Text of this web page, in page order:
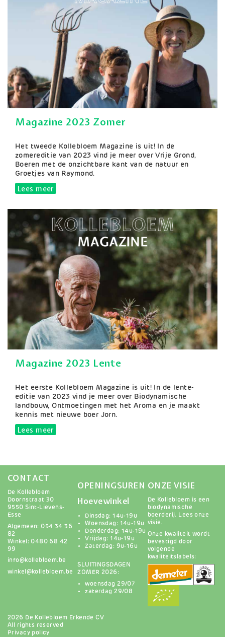
Magazine 2023 Zomer
Samenvatting
Het tweede Kollebloem Magazine is uit! In de
zomereditie van 2023 vind je meer over Vrije Grond,
Boeren met de onzichtbare kant van de natuur en
Groetjes van Raymond.
Lees meerover Magazine 2023 Zomer
Magazine 2023 Lente
Samenvatting
Het eerste Kollebloem Magazine is uit! In de lente-
editie van 2023 vind je meer over Biodynamische
landbouw, Ontmoetingen met het Aroma en je maakt
kennis met nieuwe boer Jorn.
Lees meerover Magazine 2023 Lente
CONTACT
De Kollebloem
Doornstraat 30
9550 Sint-Lievens-
Esse
Algemeen: 054 34 36
82
Winkel: 0480 68 42
99
info@kollebloem.be
winkel@kollebloem.be
OPENINGSUREN
Hoevewinkel
Dinsdag: 14u-19u
Woensdag: 14u-19u
Donderdag: 14u-19u
Vrijdag: 14u-19u
Zaterdag: 9u-16u
SLUITINGSDAGEN
ZOMER 2026:
woensdag 29/07
zaterdag 29/08
ONZE VISIE
De Kollebloem is een
biodynamische
boerderij. Lees onze
visie.
Onze kwaliteit wordt
bevestigd door
volgende
kwaliteitslabels:
2026 De Kollebloem Erkende CV
All rights reserved
Privacy policy